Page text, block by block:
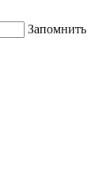
Запомнить